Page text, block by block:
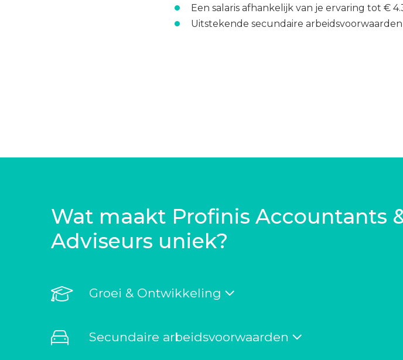
Een salaris afhankelijk van je ervaring tot €
Uitstekende secundaire arbeidsvoorwaarden
Wat maakt Profinis Accountants
Adviseurs uniek?
Groei & Ontwikkeling
Secundaire arbeidsvoorwaarden